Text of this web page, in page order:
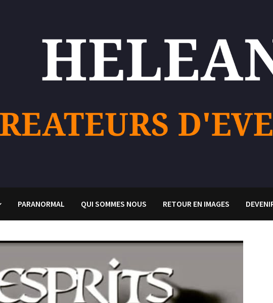
PARANORMAL QUI SOMMES NOUS RETOUR EN IMAGES